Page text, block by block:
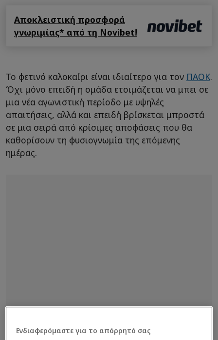
Αποκλειστική προσφορά
γνωριμίας* από τη Novibet!
Το φετινό καλοκαίρι είναι ιδιαίτερο για τον ΠΑΟΚ.
Όχι μόνο επειδή η ομάδα ετοιμάζεται να μπει σε
μια νέα αγωνιστική περίοδο με υψηλές
απαιτήσεις, αλλά και επειδή βρίσκεται μπροστά
σε μια σειρά από κρίσιμες αποφάσεις που θα
καθορίσουν τη φυσιογνωμία της επόμενης
ημέρας.
Ενδιαφερόμαστε για το απόρρητό σας